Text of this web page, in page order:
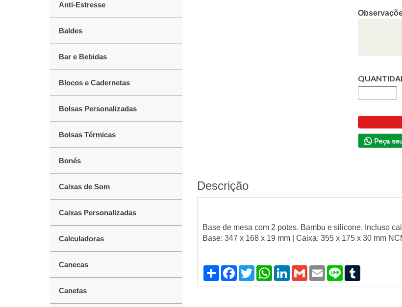
Anti-Estresse
Baldes
Bar e Bebidas
Blocos e Cadernetas
Bolsas Personalizadas
Bolsas Térmicas
Bonés
Caixas de Som
Caixas Personalizadas
Calculadoras
Canecas
Canetas
Peça
Descrição
Base de mesa com 2 potes. Bambu e silicone. Incluso
Base: 347 x 168 x 19 mm | Caixa: 355 x 175 x 30 mm
Compartilhar
Facebook
TwitterWhatsApp
LinkedIn
GmailEmailLine